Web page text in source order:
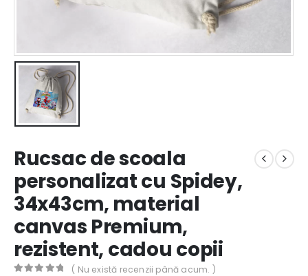
Rucsac de scoala
personalizat cu Spidey,
34x43cm, material
canvas Premium,
rezistent, cadou copii
( Nu există recenzii până acum. )